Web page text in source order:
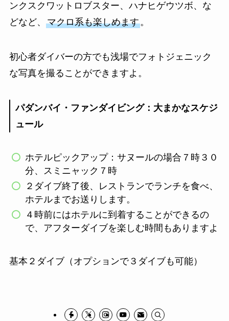
ンクスクワットロブスター、ハナヒゲウツボ、な
どなど、 マクロ系も楽しめます。
初心者ダイバーの方でも浅場でフォトジェニック
な写真を撮ることができますよ。
パダンバイ・ファンダイビング：大まかなスケジ
ュール
ホテルピックアップ：サヌールの場合７時３０
分、スミニャック７時
２ダイブ終了後、レストランでランチを食べ、
ホテルまでお送りします。
４時前にはホテルに到着することができるの
で、アフターダイブを楽しむ時間もありますよ
基本２ダイブ（オプションで３ダイブも可能）